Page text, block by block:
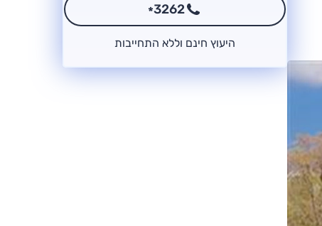
*3262
היעוץ חינם וללא התחייבות